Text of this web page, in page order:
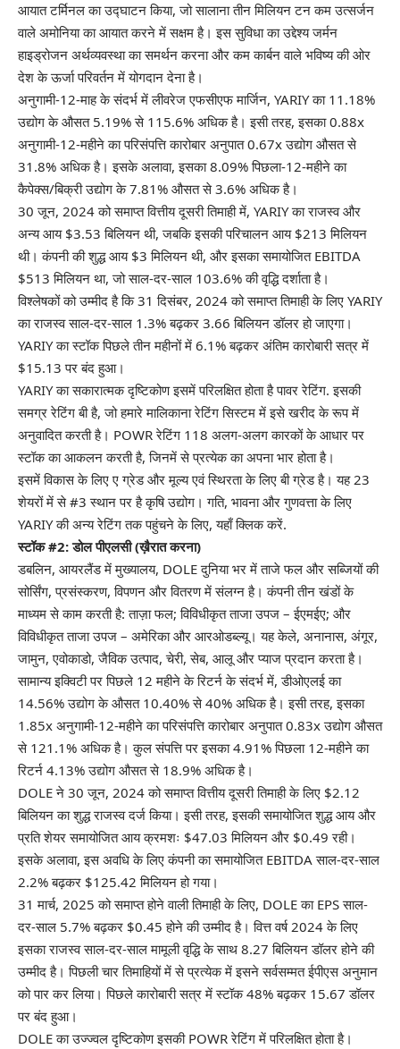
आयात टर्मिनल का उद्घाटन किया, जो सालाना तीन मिलियन टन कम उत्सर्जन
वाले अमोनिया का आयात करने में सक्षम है। इस सुविधा का उद्देश्य जर्मन
हाइड्रोजन अर्थव्यवस्था का समर्थन करना और कम कार्बन वाले भविष्य की ओर
देश के ऊर्जा परिवर्तन में योगदान देना है।
अनुगामी-12-माह के संदर्भ मेंलीवरेज एफसीएफमार्जिन, YARIY का 11.18%
उद्योग के औसत 5.19% से 115.6% अधिक है। इसी तरह, इसका 0.88x
अनुगामी-12-महीने का परिसंपत्ति कारोबार अनुपात 0.67x उद्योग औसत से
31.8% अधिक है। इसके अलावा, इसका 8.09% पिछला-12-महीने का
कैपेक्स/बिक्री उद्योग के 7.81% औसत से 3.6% अधिक है।
30 जून, 2024 को समाप्त वित्तीय दूसरी तिमाही में, YARIY का राजस्व और
अन्य आय $3.53 बिलियन थी, जबकि इसकी परिचालन आय $213 मिलियन
थी। कंपनी की शुद्ध आय $3 मिलियन थी, और इसका समायोजित EBITDA
$513 मिलियन था, जो साल-दर-साल 103.6% की वृद्धि दर्शाता है।
विश्लेषकों को उम्मीद है कि 31 दिसंबर, 2024 को समाप्त तिमाही के लिए YARIY
का राजस्व साल-दर-साल 1.3% बढ़कर 3.66 बिलियन डॉलर हो जाएगा।
YARIY का स्टॉक पिछले तीन महीनों में 6.1% बढ़कर अंतिम कारोबारी सत्र में
$15.13 पर बंद हुआ।
YARIY का सकारात्मक दृष्टिकोण इसमें परिलक्षित होता हैपावर रेटिंग. इसकी
समग्र रेटिंग बी है, जो हमारे मालिकाना रेटिंग सिस्टम में इसे खरीद के रूप में
अनुवादित करती है। POWR रेटिंग 118 अलग-अलग कारकों के आधार पर
स्टॉक का आकलन करती है, जिनमें से प्रत्येक का अपना भार होता है।
इसमें विकास के लिए ए ग्रेड और मूल्य एवं स्थिरता के लिए बी ग्रेड है। यह 23
शेयरों में से #3 स्थान पर हैकृषिउद्योग। गति, भावना और गुणवत्ता के लिए
YARIY की अन्य रेटिंग तक पहुंचने के लिए,यहाँ क्लिक करें.
स्टॉक #2: डोल पीएलसी (ख़ैरात करना)
डबलिन, आयरलैंड में मुख्यालय, DOLE दुनिया भर में ताजे फल और सब्जियों की
सोर्सिंग, प्रसंस्करण, विपणन और वितरण में संलग्न है। कंपनी तीन खंडों के
माध्यम से काम करती है: ताज़ा फल; विविधीकृत ताजा उपज – ईएमईए; और
विविधीकृत ताजा उपज – अमेरिका और आरओडब्ल्यू। यह केले, अनानास, अंगूर,
जामुन, एवोकाडो, जैविक उत्पाद, चेरी, सेब, आलू और प्याज प्रदान करता है।
सामान्य इक्विटी पर पिछले 12 महीने के रिटर्न के संदर्भ में, डीओएलई का
14.56% उद्योग के औसत 10.40% से 40% अधिक है। इसी तरह, इसका
1.85x अनुगामी-12-महीने का परिसंपत्ति कारोबार अनुपात 0.83x उद्योग औसत
से 121.1% अधिक है। कुल संपत्ति पर इसका 4.91% पिछला 12-महीने का
रिटर्न 4.13% उद्योग औसत से 18.9% अधिक है।
DOLE ने 30 जून, 2024 को समाप्त वित्तीय दूसरी तिमाही के लिए $2.12
बिलियन का शुद्ध राजस्व दर्ज किया। इसी तरह, इसकी समायोजित शुद्ध आय और
प्रति शेयर समायोजित आय क्रमशः $47.03 मिलियन और $0.49 रही।
इसके अलावा, इस अवधि के लिए कंपनी का समायोजित EBITDA साल-दर-साल
2.2% बढ़कर $125.42 मिलियन हो गया।
31 मार्च, 2025 को समाप्त होने वाली तिमाही के लिए, DOLE का EPS साल-
दर-साल 5.7% बढ़कर $0.45 होने की उम्मीद है। वित्त वर्ष 2024 के लिए
इसका राजस्व साल-दर-साल मामूली वृद्धि के साथ 8.27 बिलियन डॉलर होने की
उम्मीद है। पिछली चार तिमाहियों में से प्रत्येक में इसने सर्वसम्मत ईपीएस अनुमान
को पार कर लिया। पिछले कारोबारी सत्र में स्टॉक 48% बढ़कर 15.67 डॉलर
पर बंद हुआ।
DOLE का उज्ज्वल दृष्टिकोण इसकी POWR रेटिंग में परिलक्षित होता है।